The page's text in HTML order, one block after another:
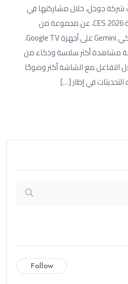
شركة جوجل، خلال مشاركتها في
معرض الإلكترونيات الاستهلاكية CES 2026، عن مجموعة من
الميزات الجديدة لمساعدها الذكي Gemini على أجهزة Google TV،
مشاهدة أكثر سلاسة وذكاء من
التفاعل مع الشاشة أكثر وضوحًا
في إطار […]
Follow